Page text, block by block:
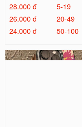
28.000 đ
5-19
26.000 đ
20-49
24.000 đ
50-100